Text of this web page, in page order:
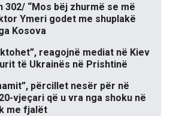
302/ “Mos bëj zhurmë se më
Ymeri godet me shuplakë
Kosova
reagojnë mediat në Kiev
të Ukrainës në Prishtinë
përcillet nesër për në
vjeçari që u vra nga shoku në
me fjalët